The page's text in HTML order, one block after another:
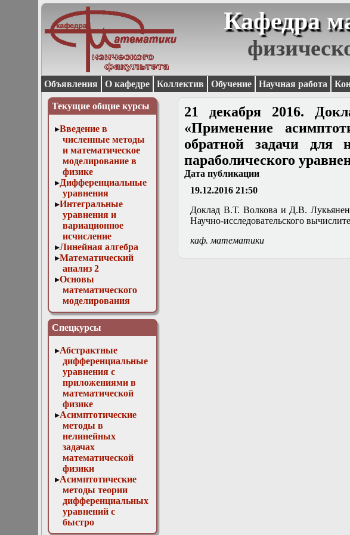
Кафедра
Объявления О кафедре Коллектив Обучение Научная работа
Текущие общие курсы
Введение в
численные методы
и математическое
моделирование в
физике
Дифференциальные
уравнения
Интегральные
уравнения и
вариационное
исчисление
Линейная алгебра
Математический
анализ 2
Основы
математического
моделирования
Численные методы
в физике
Спецкурсы
Абстрактные
дифференциальные
уравнения с
приложениями в
математической
физике
Асимптотические
методы в
нелинейных
задачах
математической
физики
Асимптотические
методы теории
дифференциальных
уравнений с
быстро
осциллирующими
21 декабря 2016.
«Применение
обратной задачи для
параболического
Дата публикации
19.12.2016 21:50
Доклад В.Т. Волкова и Д.В.
Научно-исследовательского
каф. математики